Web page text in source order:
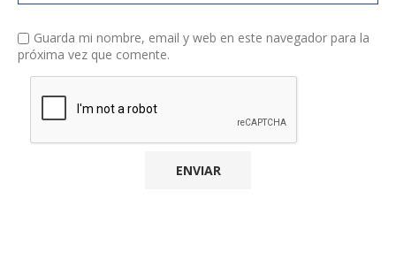
Guarda mi nombre, email y web en este navegador para la
próxima vez que comente.